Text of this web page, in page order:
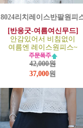
8024리치레이스반팔원피
[반응굿-여름여신무드]
안감있어서 비침없이
여름엔 레이스원피스~
42,000원
37,000원